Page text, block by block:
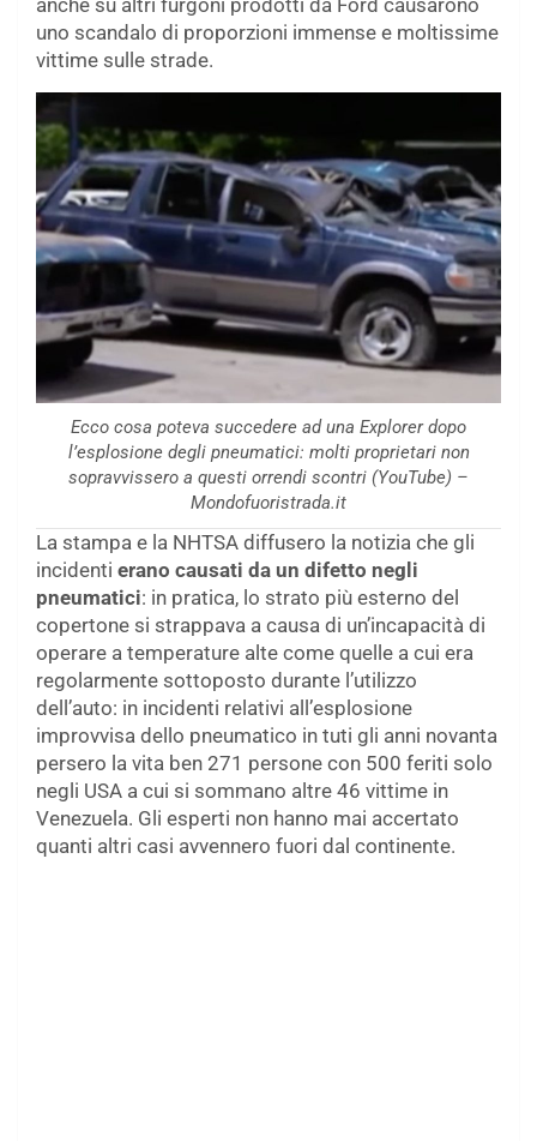
anche su altri furgoni prodotti da Ford causarono
uno scandalo di proporzioni immense e moltissime
vittime sulle strade.
Ecco cosa poteva succedere ad una Explorer dopo
l’esplosione degli pneumatici: molti proprietari non
sopravvissero a questi orrendi scontri (YouTube) –
Mondofuoristrada.it
La stampa e la NHTSA diffusero la notizia che gli
incidenti erano causati da un difetto negli
pneumatici: in pratica, lo strato più esterno del
copertone si strappava a causa di un’incapacità di
operare a temperature alte come quelle a cui era
regolarmente sottoposto durante l’utilizzo
dell’auto: in incidenti relativi all’esplosione
improvvisa dello pneumatico in tuti gli anni novanta
persero la vita ben 271 persone con 500 feriti solo
negli USA a cui si sommano altre 46 vittime in
Venezuela. Gli esperti non hanno mai accertato
quanti altri casi avvennero fuori dal continente.